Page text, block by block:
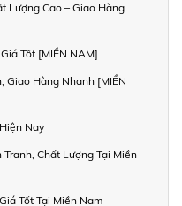
Lượng Cao – Giao Hàng
Tốt [MIỀN NAM]
Giao Hàng Nhanh [MIỀN
Nay
Chất Lượng Tại Miền
Tốt Tại Miền Nam